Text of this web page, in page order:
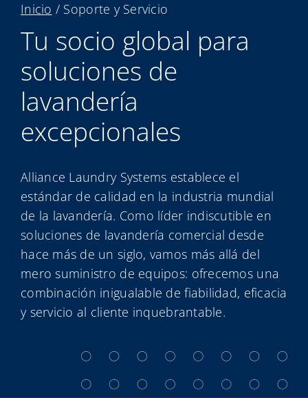
My Alliance
Inicio / Soporte y Servicio
Tu socio global para
soluciones de
lavandería
excepcionales
Alliance Laundry Systems establece el
estándar de calidad en la industria mundial
de la lavandería. Como líder indiscutible en
soluciones de lavandería comercial desde
hace más de un siglo, vamos más allá del
mero suministro de equipos: ofrecemos una
combinación inigualable de fiabilidad, eficacia
y servicio al cliente inquebrantable.